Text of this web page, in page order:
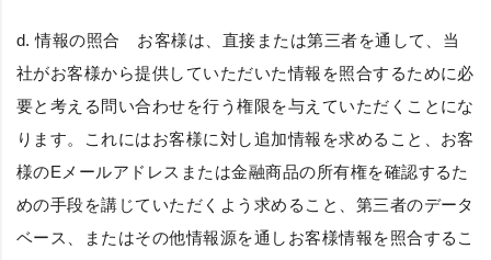
d.情報の照合
お客様は、直接または第三者を通して、当
社がお客様から提供していただいた情報を照合するために必
要と考える問い合わせを行う権限を与えていただくことにな
ります。これにはお客様に対し追加情報を求めること、お客
様のEメールアドレスまたは金融商品の所有権を確認するた
めの手段を講じていただくよう求めること、第三者のデータ
ベース、またはその他情報源を通しお客様情報を照合するこ